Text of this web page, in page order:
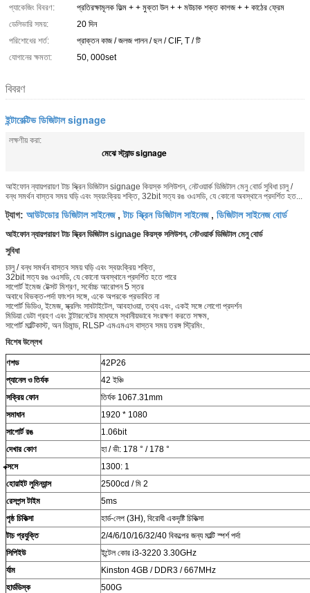
প্যাকেজিং বিবরণ:
প্রতিরক্ষামূলক ফিল্ম + + মুক্তা উল + + মউচাক শক্ত কাগজ + + কাঠের ফ্রেম
ডেলিভারি সময়:
20 দিন
পরিশোধের শর্ত:
প্রাক্তন কাজ / জলজ পালন / ছল / CIF, T / টি
যোগানের ক্ষমতা:
50, 000set
বিবরণ
ইন্টারেক্টিভ ডিজিটাল signage
লক্ষণীয় করা:
মেঝে স্ট্যান্ড signage
আইফোন ন্যায়পরায়ণ টাচ স্ক্রিন ডিজিটাল signage কিয়স্ক সলিউশন, নেটওয়ার্ক ডিজিটাল মেনু বোর্ড সুবিধা চালু /
বন্ধ সমর্থন বাস্তব সময় ঘড়ি এবং স্বয়ংক্রিয় শক্তি, 32bit সত্য রঙ ওএসডি, যে কোনো অবস্থানে প্রদর্শিত হত...
ট্যাগ: আউটডোর ডিজিটাল সাইনেজ,টাচ স্ক্রিন ডিজিটাল সাইনেজ, ডিজিটাল সাইনেজ বোর্ড
আইফোন ন্যায়পরায়ণ টাচ স্ক্রিন ডিজিটাল signage কিয়স্ক সলিউশন, নেটওয়ার্ক ডিজিটাল মেনু বোর্ড
সুবিধা
চালু / বন্ধ সমর্থন বাস্তব সময় ঘড়ি এবং স্বয়ংক্রিয় শক্তি,
32bit সত্য রঙ ওএসডি, যে কোনো অবস্থানে প্রদর্শিত হতে পারে
সাপোর্ট ইমেজ টেক্সট মিশ্রণ, সর্বোচ্চ আরোপন 5 স্তর
অবাধে বিভক্ত-পর্দা ফাংশন সঙ্গে, একে অপরকে প্রভাবিত না
সাপোর্ট ভিডিও, ইমেজ, স্ক্রলিং সাবটাইটেল, আবহাওয়া, তথ্য এবং, একই সঙ্গে লোগো প্রদর্শন
মিডিয়া ডেটা গ্রহণ এবং ইন্টারনেটের মাধ্যমে স্থানীয়ভাবে সংরক্ষণ করতে সক্ষম,
সাপোর্ট মাল্টিকাস্ট, অন ডিমান্ড, RLSP এমএমএস বাস্তব সময় তরঙ্গ স্ট্রিমিং.
বিশেষ উল্লেখ
ণশড
42P26
প্যানেল ও তির্যক
42 ইঞ্চি
সক্রিয় ফোন
তির্যক 1067.31mm
সমাধান
1920 * 1080
সাপোর্ট রঙ
1.06bit
দেখার কোণ
হা / ভী: 178 ° / 178 °
ক্সসে
1300: 1
হোয়াইট লুমিন্যান্স
2500cd / মি 2
রেসপন্স টাইম
5ms
পৃষ্ঠ চিকিত্সা
হার্ড-লেপ (3H), বিরোধী একদৃষ্টি চিকিত্সা
টাচ প্রযুক্তি
2/4/6/10/16/32/40 বিকল্পের জন্য মাল্টি স্পর্শ পর্দা
সিপিইউ
ইন্টেল কোর i3-3220 3.30GHz
র্যাম
Kinston 4GB / DDR3 / 667MHz
হার্ডডিস্ক
500G